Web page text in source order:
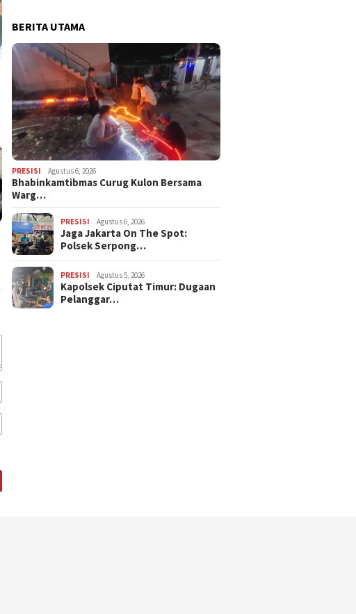
BERITA UTAMA
PRESISI Agustus 6, 2026
Bhabinkamtibmas Curug Kulon Bersama
Warg…
PRESISI Agustus 6, 2026
Jaga Jakarta On The Spot:
Polsek Serpong…
PRESISI Agustus 5, 2026
Kapolsek Ciputat Timur: Dugaan
Pelanggar…